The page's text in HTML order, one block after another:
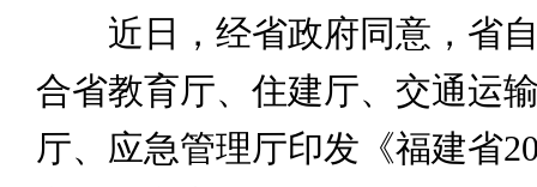
近日，经省政府同意，省自
合省教育厅、住建厅、交通运
厅、应急管理厅印发《福建省